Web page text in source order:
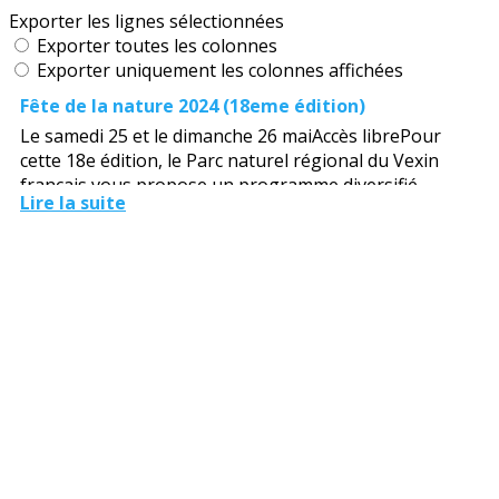
Exporter les lignes sélectionnées
Exporter toutes les colonnes
Exporter uniquement les colonnes affichées
Fête de la nature 2024 (18eme édition)
Le samedi 25 et le dimanche 26 maiAccès librePour
cette 18e édition, le Parc naturel régional du Vexin
français vous propose un programme diversifié
oscillant tantôt entre...
Lire la suite